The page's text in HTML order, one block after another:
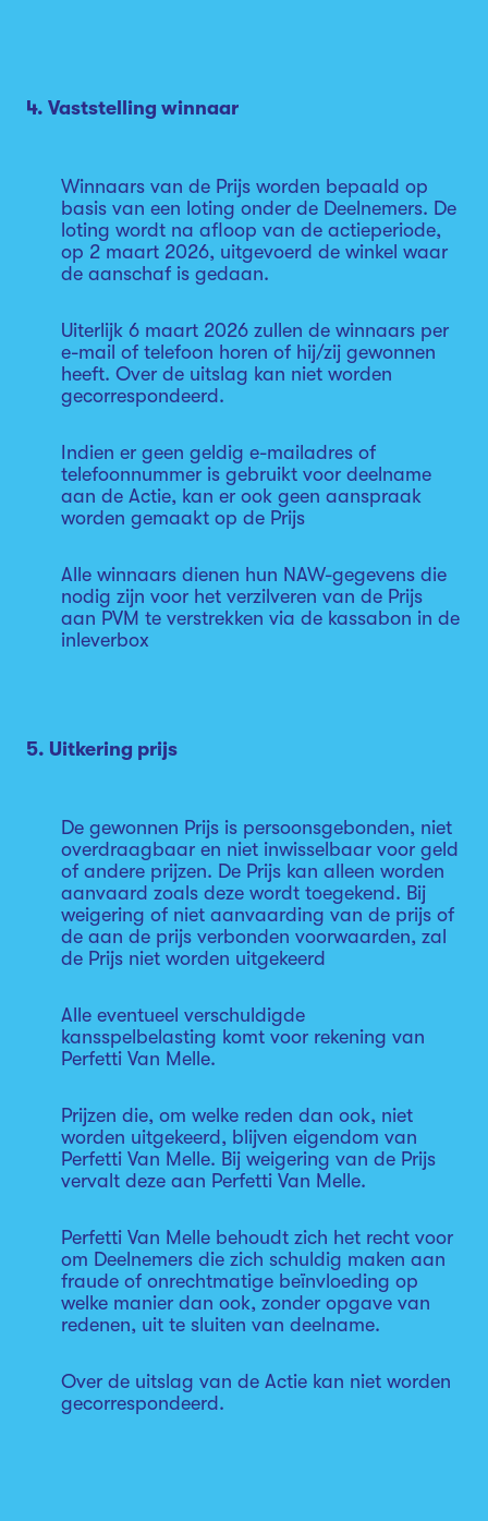
4. Vaststelling winnaar
Winnaars van de Prijs worden bepaald op
basis van een loting onder de Deelnemers. De
loting wordt na afloop van de actieperiode,
op 2 maart 2026, uitgevoerd de winkel waar
de aanschaf is gedaan.
Uiterlijk 6 maart 2026 zullen de winnaars per
e-mail of telefoon horen of hij/zij gewonnen
heeft. Over de uitslag kan niet worden
gecorrespondeerd.
Indien er geen geldig e-mailadres of
telefoonnummer is gebruikt voor deelname
aan de Actie, kan er ook geen aanspraak
worden gemaakt op de Prijs
Alle winnaars dienen hun NAW-gegevens die
nodig zijn voor het verzilveren van de Prijs
aan PVM te verstrekken via de kassabon in de
inleverbox
5. Uitkering prijs
De gewonnen Prijs is persoonsgebonden, niet
overdraagbaar en niet inwisselbaar voor geld
of andere prijzen. De Prijs kan alleen worden
aanvaard zoals deze wordt toegekend. Bij
weigering of niet aanvaarding van de prijs of
de aan de prijs verbonden voorwaarden, zal
de Prijs niet worden uitgekeerd
Alle eventueel verschuldigde
kansspelbelasting komt voor rekening van
Perfetti Van Melle.
Prijzen die, om welke reden dan ook, niet
worden uitgekeerd, blijven eigendom van
Perfetti Van Melle. Bij weigering van de Prijs
vervalt deze aan Perfetti Van Melle.
Perfetti Van Melle behoudt zich het recht voor
om Deelnemers die zich schuldig maken aan
fraude of onrechtmatige beïnvloeding op
welke manier dan ook, zonder opgave van
redenen, uit te sluiten van deelname.
Over de uitslag van de Actie kan niet worden
gecorrespondeerd.